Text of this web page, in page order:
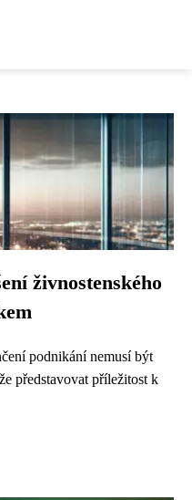
živnostenského
podnikání nemusí být
představovat příležitost k